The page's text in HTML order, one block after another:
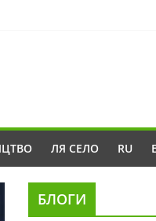
ЛЯ СЕЛО RU
БЛОГИ